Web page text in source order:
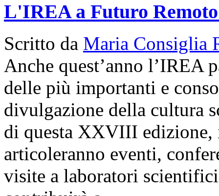
L'IREA a Futuro Remoto
Scritto da Maria Consiglia
Anche quest’anno l’IREA
delle più importanti e
divulgazione della cultura
di questa XXVIII edizione,
articoleranno eventi,
visite a laboratori